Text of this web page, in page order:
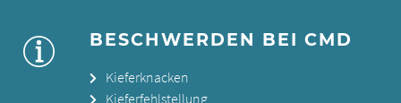
BESCHWERDEN BEI CMD
Kieferknacken
Kieferfehlstellung